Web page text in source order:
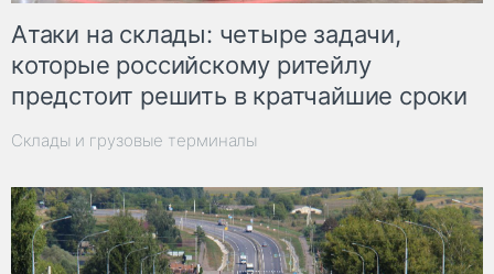
Атаки на склады: четыре задачи,
которые российскому ритейлу
предстоит решить в кратчайшие сроки
Склады и грузовые терминалы